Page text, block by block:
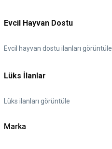
Evcil Hayvan Dostu
Evcil hayvan dostu ilanları görüntüle
Lüks İlanlar
Lüks ilanları görüntüle
Marka